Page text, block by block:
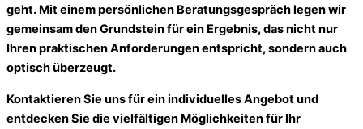
geht. Mit einem persönlichen Beratungsgespräch legen wir
gemeinsam den Grundstein für ein Ergebnis, das nicht nur
Ihren praktischen Anforderungen entspricht, sondern auch
optisch überzeugt.
Kontaktieren Sie uns für ein individuelles Angebot und
entdecken Sie die vielfältigen Möglichkeiten für Ihr